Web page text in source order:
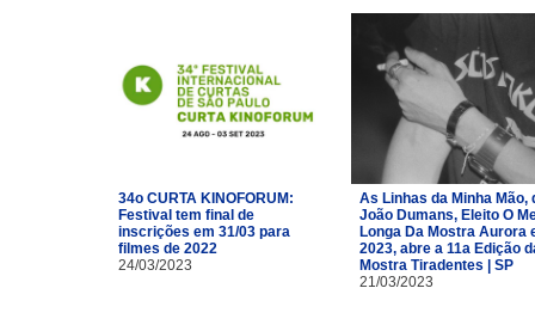
34o CURTA KINOFORUM:
Festival tem final de
inscrições em 31/03 para
filmes de 2022
24/03/2023
As Linhas da Minha Mão,
João Dumans, Eleito O
Longa Da Mostra Aurora
2023, abre a 11a Edição
Mostra Tiradentes | SP
21/03/2023